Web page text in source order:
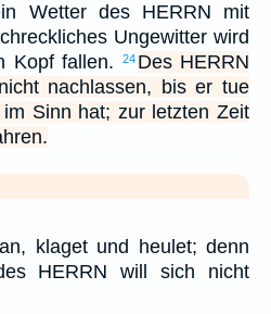
Wetter des HERRN mit
Ungewitter wird
Kopf fallen.
24 Des HERRN
nachlassen, bis er tue
Sinn hat; zur letzten Zeit
klaget und heulet; denn
HERRN will sich nicht